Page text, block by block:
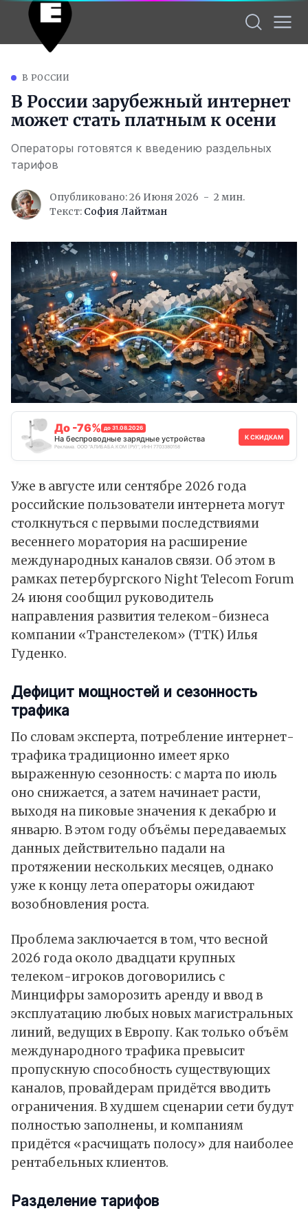
В РОССИИ
В России зарубежный интернет
может стать платным к осени
Операторы готовятся к введению раздельных
тарифов
Опубликовано: 26 Июня 2026
2 мин.
Текст: София Лайтман
До -76% до 31.08.2026
На беспроводные зарядные устройства
Реклама. ООО "АЛИБАБА.КОМ (РУ)", ИНН 7703380158
К СКИДКАМ
Уже в августе или сентябре 2026 года
российские пользователи интернета могут
столкнуться с первыми последствиями
весеннего моратория на расширение
международных каналов связи. Об этом в
рамках петербургского Night Telecom Forum
24 июня сообщил руководитель
направления развития телеком-бизнеса
компании «Транстелеком» (ТТК) Илья
Гуденко.
Дефицит мощностей и сезонность
трафика
По словам эксперта, потребление интернет-
трафика традиционно имеет ярко
выраженную сезонность: с марта по июль
оно снижается, а затем начинает расти,
выходя на пиковые значения к декабрю и
январю. В этом году объёмы передаваемых
данных действительно падали на
протяжении нескольких месяцев, однако
уже к концу лета операторы ожидают
возобновления роста.
Проблема заключается в том, что весной
2026 года около двадцати крупных
телеком-игроков договорились с
Минцифры заморозить аренду и ввод в
эксплуатацию любых новых магистральных
линий, ведущих в Европу. Как только объём
международного трафика превысит
пропускную способность существующих
каналов, провайдерам придётся вводить
ограничения. В худшем сценарии сети будут
полностью заполнены, и компаниям
придётся «расчищать полосу» для наиболее
рентабельных клиентов.
Разделение тарифов